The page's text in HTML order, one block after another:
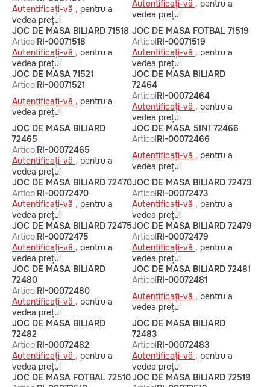
Autentificați-vă , pentru a
vedea prețul
Autentificați-vă , pentru a
vedea prețul
JOC DE MASA BILIARD 71518
ArticolRI-00071518
Autentificați-vă , pentru a
vedea prețul
JOC DE MASA FOTBAL 71519
ArticolRI-00071519
Autentificați-vă , pentru a
vedea prețul
JOC DE MASA 71521
ArticolRI-00071521
Autentificați-vă , pentru a
vedea prețul
JOC DE MASA BILIARD
72464
ArticolRI-00072464
Autentificați-vă , pentru a
vedea prețul
JOC DE MASA BILIARD
72465
ArticolRI-00072465
Autentificați-vă , pentru a
vedea prețul
JOC DE MASA 5IN1 72466
ArticolRI-00072466
Autentificați-vă , pentru a
vedea prețul
JOC DE MASA BILIARD 72470
ArticolRI-00072470
Autentificați-vă , pentru a
vedea prețul
JOC DE MASA BILIARD 72473
ArticolRI-00072473
Autentificați-vă , pentru a
vedea prețul
JOC DE MASA BILIARD 72475
ArticolRI-00072475
Autentificați-vă , pentru a
vedea prețul
JOC DE MASA BILIARD 72479
ArticolRI-00072479
Autentificați-vă , pentru a
vedea prețul
JOC DE MASA BILIARD
72480
ArticolRI-00072480
Autentificați-vă , pentru a
vedea prețul
JOC DE MASA BILIARD 72481
ArticolRI-00072481
Autentificați-vă , pentru a
vedea prețul
JOC DE MASA BILIARD
72482
ArticolRI-00072482
Autentificați-vă , pentru a
vedea prețul
JOC DE MASA BILIARD
72483
ArticolRI-00072483
Autentificați-vă , pentru a
vedea prețul
JOC DE MASA FOTBAL 72510JOC DE MASA BILIARD 72519